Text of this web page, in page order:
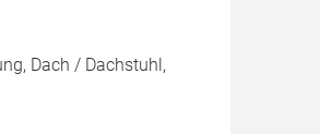
Dach / Dachstuhl,